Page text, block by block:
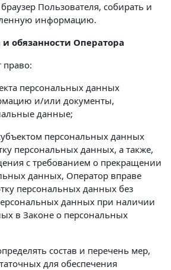
Пользователя, собирать и
информацию.
обязанности Оператора
право:
персональных данных
и/или документы,
данные;
персональных данных
персональных данных, а также,
с требованием о прекращении
данных, Оператор вправе
персональных данных без
данных при наличии
в Законе о персональных
состав и перечень мер,
для обеспечения